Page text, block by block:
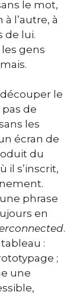
le mot,
à l’autre, à
de lui.
les gens
le
de
les
écran de
du
il s’inscrit,
phrase
en
.
:
;
une